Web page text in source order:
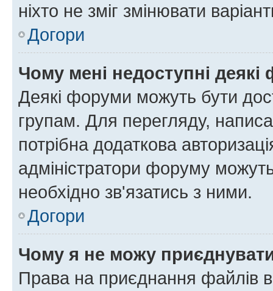
ніхто не зміг змінювати
Догори
Чому мені недоступні
Деякі форуми можуть бути
групам. Для перегляду,
потрібна додаткова
адміністратори форуму
необхідно зв'язатись з ними.
Догори
Чому я не можу
Права на приєднання файлів